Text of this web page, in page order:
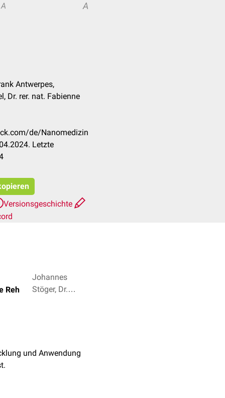
A A
Antwerpes,
Dr. rer. nat. Fabienne
de/Nanomedizin
Letzte
Versionsgeschichte
Reh
Johannes
Stöger, Dr.
und Anwendung